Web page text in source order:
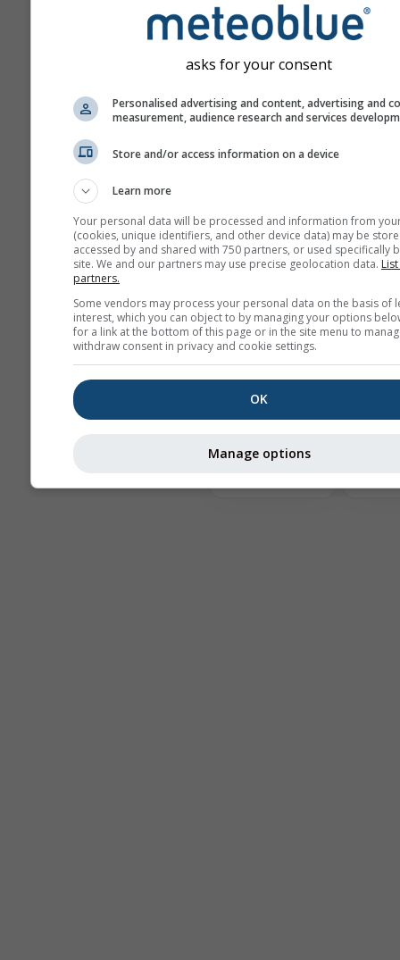
Prognoza tworzona jest
użyciu modeli
różnymi parametrami
początkowymi, aby
oszacować
Prognoza
sezonowa
Astronomy
asks for your consent
Personalised advertising and content, advertising and
measurement, audience research and services
Store and/or access information on a device
Learn more
Your personal data will be processed and information from
(cookies, unique identifiers, and other device data) may be
accessed by and shared with 750 partners, or used specifically
site. We and our partners may use precise geolocation data.
partners.
Some vendors may process your personal data on the basis of
interest, which you can object to by managing your options
for a link at the bottom of this page or in the site menu to
withdraw consent in privacy and cookie settings.
OK
Manage options